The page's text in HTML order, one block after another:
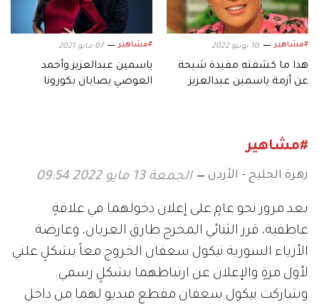
#مشاهير 10 يونيو 2022
هذا ما كشفته مفيدة شيحة
عن أزمة ياسمين عبدالعزيز
#مشاهير 07 مايو 2021
ياسمين عبدالعزيز وأحمد
العوضي يصابان بكورونا
#مشاهير
زهرة الخليج - الأردن الجمعة 13 مايو 2022 09:54
بعد مرور نحو عامٍ على إعلان دخولهما في علاقةٍ
عاطفية، قرر الثنائي المخرج طارق العريان، وعارضة
الأزياء السورية نيكول سعفان الخروج معاً بشكلٍ علني
لأول مرةٍ والإعلان عن ارتباطهما بشكلٍ رسمي.
وشاركت نيكول سعفان مقطع فيديو لهما من داخل